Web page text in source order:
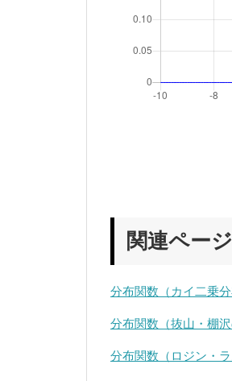
関連ページ
分布関数（カイ二乗分
分布関数（抜山・棚沢
分布関数（ロジン・ラ